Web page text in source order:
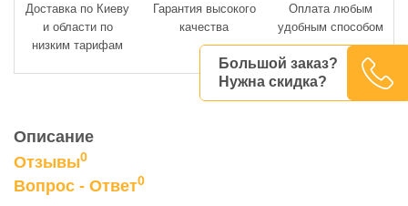
Большой заказ?
Нужна скидка?
Доставка по Киеву
и области по
низким тарифам
Гарантия высокого
качества
Оплата любым
удобным способом
Описание
Отзывы0
Вопрос - Ответ0